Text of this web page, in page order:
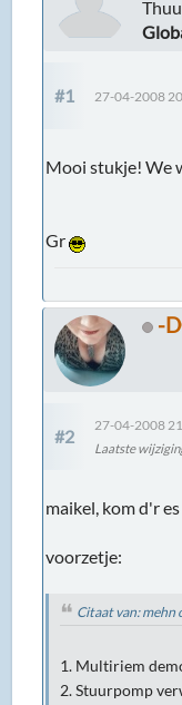
#1 27-04-2008
Mooi stukje! We
Gr
-
#2
27-04-2008
Laatste
maikel, kom d'r
voorzetje:
Citaat van:
1. Multiriem
2. Stuurpomp